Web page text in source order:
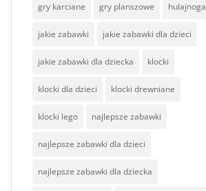
gry karciane gry planszowe hulajnoga
jakie zabawki jakie zabawki dla dzieci
jakie zabawki dla dziecka klocki
klocki dla dzieci klocki drewniane
klocki lego najlepsze zabawki
najlepsze zabawki dla dzieci
najlepsze zabawki dla dziecka